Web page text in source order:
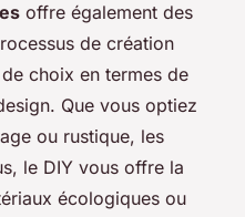
offre également des
de création
choix en termes de
Que vous optiez
ou rustique, les
le DIY vous offre la
écologiques ou